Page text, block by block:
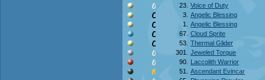
23. Voice of Duty
3. Angelic Blessing
1.
Angelic Blessing
67. Cloud Sprite
53. Thermal Glider
301.
Jeweled Torque
90.
Laccolith Warrior
51.
Ascendant Evincar